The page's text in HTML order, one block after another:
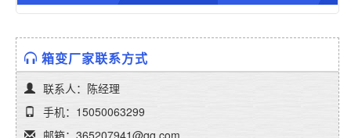
箱变厂家联系方式
联系人：陈经理
手机：15050063299
邮箱：365207941@qq.com